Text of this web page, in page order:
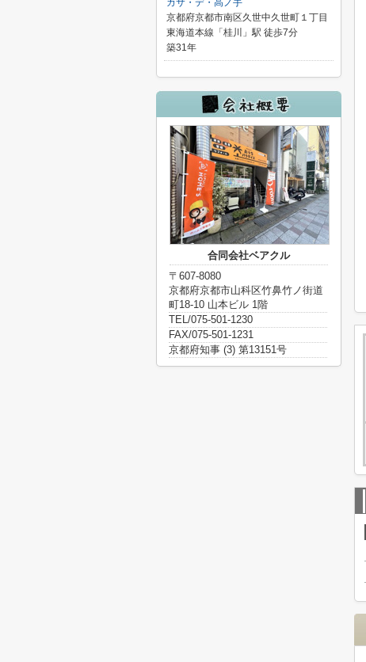
カサ・デ・高ノ手
京都府京都市南区久世中久世町１丁目
東海道本線「桂川」駅 徒歩7分
築31年
合同会社ベアクル
〒607-8080
京都府京都市山科区竹鼻竹ノ街道
町18-10 山本ビル 1階
TEL/075-501-1230
FAX/075-501-1231
京都府知事 (3) 第13151号